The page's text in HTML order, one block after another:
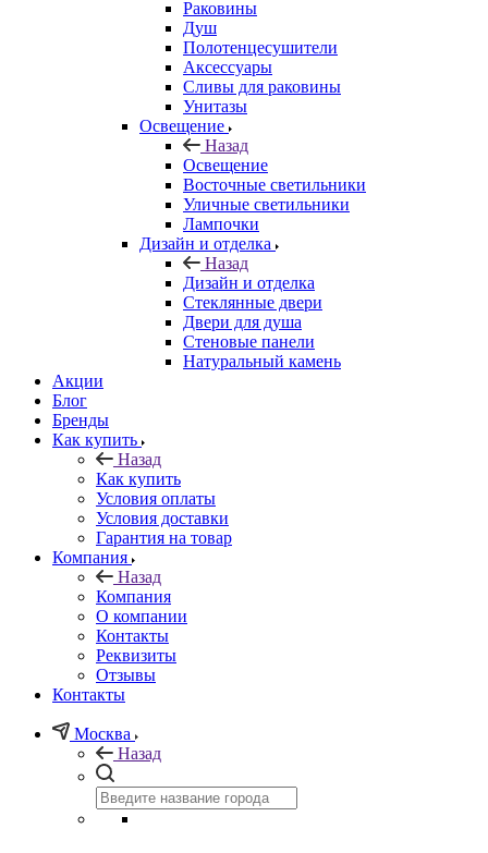
Раковины
Душ
Полотенцесушители
Аксессуары
Сливы для раковины
Унитазы
Освещение
Назад
Освещение
Восточные светильники
Уличные светильники
Лампочки
Дизайн и отделка
Назад
Дизайн и отделка
Стеклянные двери
Двери для душа
Стеновые панели
Натуральный камень
Акции
Блог
Бренды
Как купить
Назад
Как купить
Условия оплаты
Условия доставки
Гарантия на товар
Компания
Назад
Компания
О компании
Контакты
Реквизиты
Отзывы
Контакты
Москва
Назад